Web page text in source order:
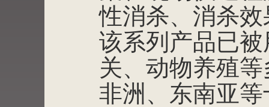
性消杀、消杀
该系列产品已
关、动物养殖
非洲、东南亚